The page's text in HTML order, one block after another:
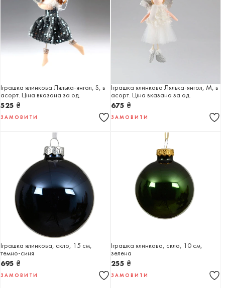
Іграшка ялинкова Лялька-янгол, S, в
асорт. Ціна вказана за од.
525 ₴
ЗАМОВИТИ
Іграшка ялинкова Лялька-янгол, М, в
асорт. Ціна вказана за од.
675 ₴
ЗАМОВИТИ
Іграшка ялинкова, скло, 15 см,
темно-синя
695 ₴
ЗАМОВИТИ
Іграшка ялинкова, скло, 10 см,
зелена
255 ₴
ЗАМОВИТИ